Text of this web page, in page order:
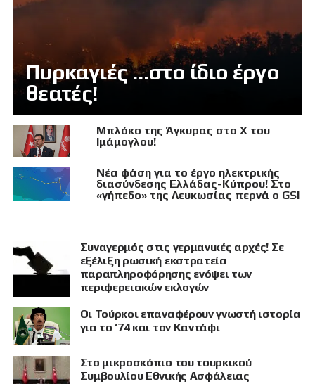
Πυρκαγιές …στο ίδιο έργο
θεατές!
Μπλόκο της Άγκυρας στο X του
Ιμάμογλου!
Νέα φάση για το έργο ηλεκτρικής
διασύνδεσης Ελλάδας-Κύπρου! Στο
«γήπεδο» της Λευκωσίας περνά ο GSI
Συναγερμός στις γερμανικές αρχές! Σε
εξέλιξη ρωσική εκστρατεία
παραπληροφόρησης ενόψει των
περιφερειακών εκλογών
Οι Τούρκοι επαναφέρουν γνωστή ιστορία
για το ’74 και τον Καντάφι
Στο μικροσκόπιο του τουρκικού
Συμβουλίου Εθνικής Ασφάλειας